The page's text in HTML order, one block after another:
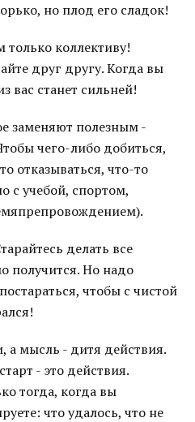
но плод его сладок!
только коллективу!
друг другу. Когда вы
вас станет сильней!
заменяют полезным -
чего-либо добиться,
отказываться, что-то
с учебой, спортом,
делать все
получится. Но надо
чтобы с чистой
а мысль - дитя действия.
- это действия.
тогда, когда вы
что удалось, что не